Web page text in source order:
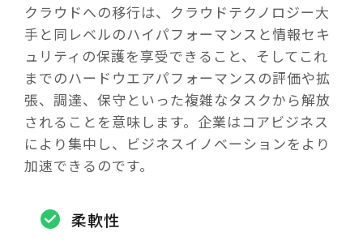
クラウドへの移行は、クラウドテクノロジー大
手と同レベルのハイパフォーマンスと情報セキ
ュリティの保護を享受できること、そしてこれ
までのハードウエアパフォーマンスの評価や拡
張、調達、保守といった複雑なタスクから解放
されることを意味します。企業はコアビジネス
により集中し、ビジネスイノベーションをより
加速できるのです。
柔軟性